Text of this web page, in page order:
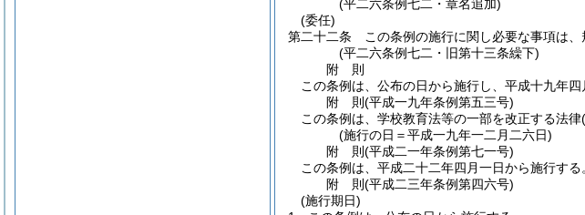
(平二六条例七二・章名追加)
(委任)
第二十二条
この条例の施行に関し必要な事項は、
(平二六条例七二・旧第十三条繰下)
附 則
この条例は、公布の日から施行し、平成十九年四
附 則(平成一九年条例第五三号)
この条例は、学校教育法等の一部を改正する法律
(施行の日＝平成一九年一二月二六日)
附 則(平成二一年条例第七一号)
この条例は、平成二十二年四月一日から施行する
附 則(平成二三年条例第四六号)
(施行期日)